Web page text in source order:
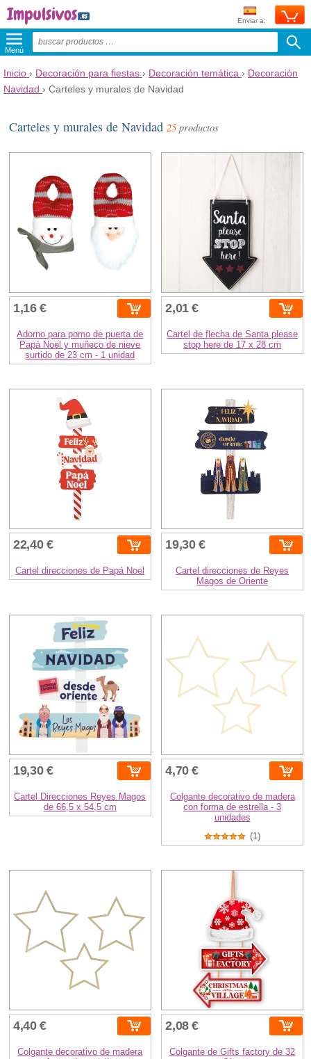
Enviar a:
Menú
Inicio › Decoración para fiestas › Decoración temática › Decoración
Navidad › Carteles y murales de Navidad
Carteles y murales de Navidad25 productos
1,16 €
Adorno para pomo de puerta de
Papá Noel y muñeco de nieve
surtido de 23 cm - 1 unidad
2,01 €
Cartel de flecha de Santa please
stop here de 17 x 28 cm
22,40 €
Cartel direcciones de Papá Noel
19,30 €
Cartel direcciones de Reyes
Magos de Oriente
19,30 €
Cartel Direcciones Reyes Magos
de 66,5 x 54,5 cm
4,70 €
Colgante decorativo de madera
con forma de estrella - 3
unidades
(1)
4,40 €
Colgante decorativo de madera
2,08 €
Colgante de Gifts factory de 32